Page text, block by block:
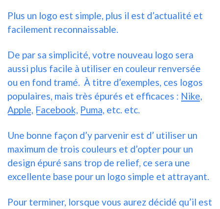
Plus un logo est simple, plus il est d’actualité et
facilement reconnaissable.
De par sa simplicité, votre nouveau logo sera
aussi plus facile à utiliser en couleur renversée
ou en fond tramé. À titre d’exemples, ces logos
populaires, mais très épurés et efficaces : Nike,
Apple, Facebook, Puma, etc. etc.
Une bonne façon d’y parvenir est d’ utiliser un
maximum de trois couleurs et d’opter pour un
design épuré sans trop de relief, ce sera une
excellente base pour un logo simple et attrayant.
Pour terminer, lorsque vous aurez décidé qu’il est